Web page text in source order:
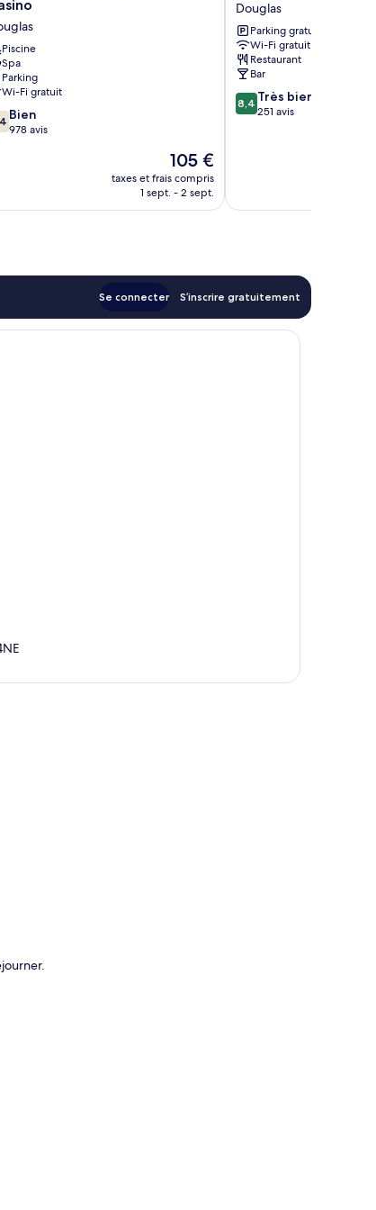
Piscine
Spa
Parking
Wi-Fi gratuit
Bien
978 avis
Le
nouveau
prix
105 €
taxes et frais compris
1 sept. - 2 sept.
Douglas
Douglas
Parking gratuit
Wi-Fi gratuit
Restaurant
Bar
8.4
sur
8,4 Très bien
251 avis
Se connecter S’inscrire gratuitement